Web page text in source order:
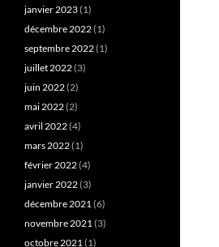
janvier 2023(1)
décembre 2022(1)
septembre 2022(1)
juillet 2022(3)
juin 2022(2)
mai 2022(2)
avril 2022(4)
mars 2022(1)
février 2022(4)
janvier 2022(3)
décembre 2021(6)
novembre 2021(3)
octobre 2021(1)